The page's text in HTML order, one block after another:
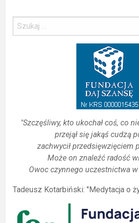
"Szczęśliwy, kto ukochał coś, co
przejął się jakąś cudzą
zachwycił przedsięwzięciem
Może on znaleźć radość
Owoc czynnego uczestnictwa
Tadeusz Kotarbiński: "Medytacja o